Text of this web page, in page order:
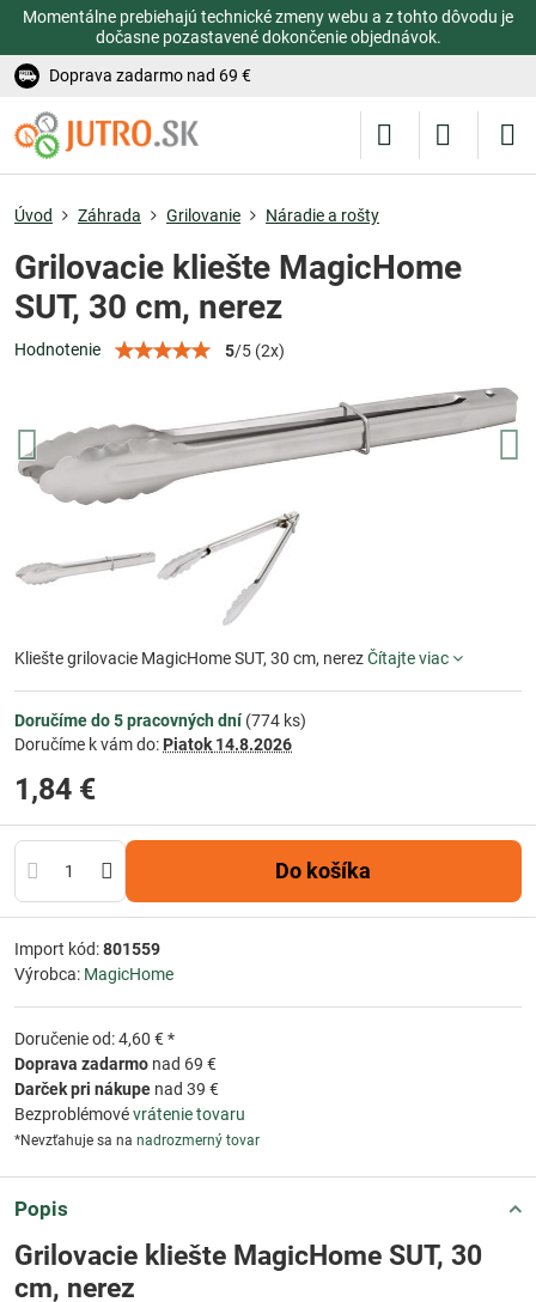
Momentálne prebiehajú technické zmeny webu a z tohto dôvodu je
dočasne pozastavené dokončenie objednávok.
Doprava zadarmo nad 69 €
Úvod Záhrada Grilovanie Náradie a rošty
Grilovacie kliešte MagicHome
SUT, 30 cm, nerez
Hodnotenie 5/5 (2x)
Kliešte grilovacie MagicHome SUT, 30 cm, nerezČítajte viac
Doručíme do 5 pracovných dní(774 ks)
Doručíme k vám do: Piatok 14.8.2026
1,84 €
Do košíka
Import kód:801559
Výrobca: MagicHome
Doručenie od: 4,60 € *
Doprava zadarmo nad 69 €
Darček pri nákupe nad 39 €
Bezproblémovévrátenie tovaru
*Nevzťahuje sa na nadrozmerný tovar
Popis
Grilovacie kliešte MagicHome SUT, 30
cm, nerez